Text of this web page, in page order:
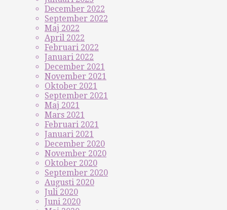
December 2022
September 2022
Maj 2022
April 2022
Februari 2022
Januari 2022
December 2021
November 2021
Oktober 2021
September 2021
Maj 2021
Mars 2021
Februari 2021
Januari 2021
December 2020
November 2020
Oktober 2020
September 2020
Augusti 2020
Juli 2020
Juni 2020